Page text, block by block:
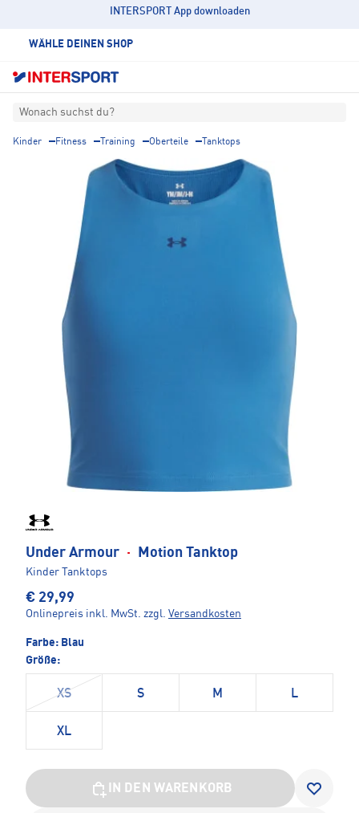
INTERSPORT App downloaden
WÄHLE DEINEN SHOP
Wonach suchst du?
Kinder Fitness Training Oberteile Tanktops
Under Armour · Motion Tanktop
Kinder Tanktops
€ 29,99
Onlinepreis inkl. MwSt. zzgl. Versandkosten
Farbe: Blau
Größe:
XS S M L
XL
IN DEN WARENKORB